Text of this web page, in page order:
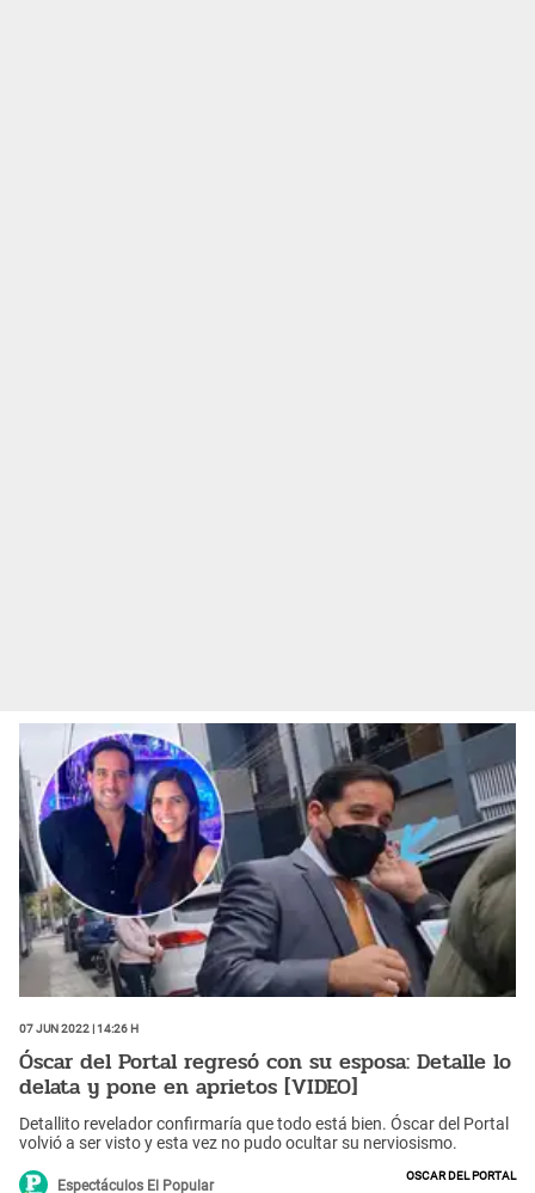
07 Jun 2022 | 14:26 h
Óscar del Portal regresó con su esposa: Detalle lo
delata y pone en aprietos [VIDEO]
Detallito revelador confirmaría que todo está bien. Óscar del Portal
volvió a ser visto y esta vez no pudo ocultar su nerviosismo.
Espectáculos El Popular
Oscar del Portal